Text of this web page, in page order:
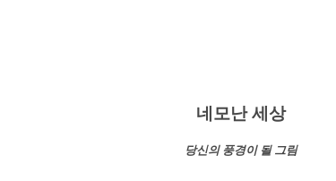
네모난 세상
당신의 풍경이 될 그림